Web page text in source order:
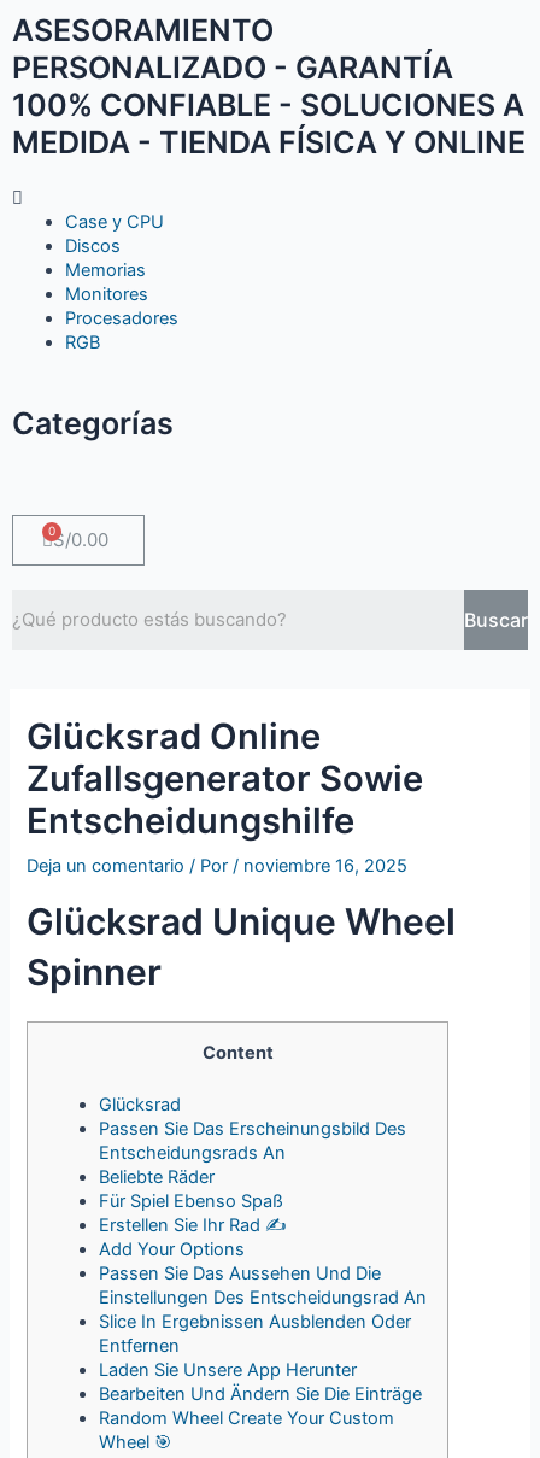
ASESORAMIENTO
PERSONALIZADO - GARANTÍA
100% CONFIABLE - SOLUCIONES A
MEDIDA - TIENDA FÍSICA Y ONLINE
Case y CPU
Discos
Memorias
Monitores
Procesadores
RGB
Categorías
S/0.00
Buscar
Glücksrad Online
Zufallsgenerator Sowie
Entscheidungshilfe
Deja un comentario / Por/ noviembre 16, 2025
Glücksrad Unique Wheel
Spinner
Content
Glücksrad
Passen Sie Das Erscheinungsbild Des
Entscheidungsrads An
Beliebte Räder
Für Spiel Ebenso Spaß
Erstellen Sie Ihr Rad ✍️
Add Your Options
Passen Sie Das Aussehen Und Die
Einstellungen Des Entscheidungsrad An
Slice In Ergebnissen Ausblenden Oder
Entfernen
Laden Sie Unsere App Herunter
Bearbeiten Und Ändern Sie Die Einträge
Random Wheel Create Your Custom
Wheel 🎯